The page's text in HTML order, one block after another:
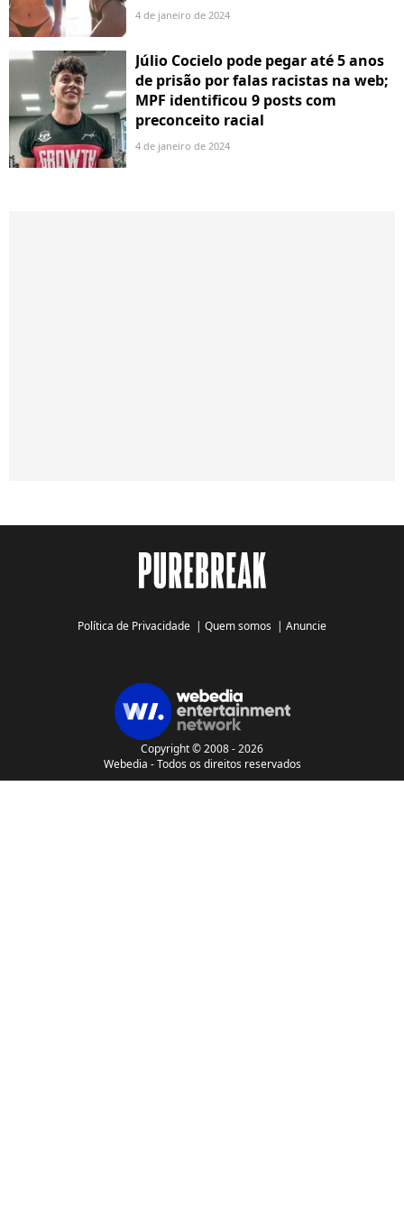
4 de janeiro de 2024
Júlio Cocielo pode pegar até 5 anos
de prisão por falas racistas na web;
MPF identificou 9 posts com
preconceito racial
4 de janeiro de 2024
Política de Privacidade | Quem somos | Anuncie
Copyright © 2008 - 2026
Webedia - Todos os direitos reservados